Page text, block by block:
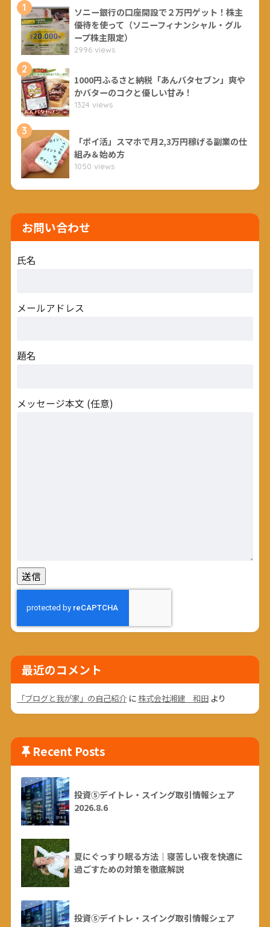
1
ソニー銀行の口座開設で２万円ゲット！株主
優待を使って（ソニーフィナンシャル・グル
ープ株主限定）
2996 views
2
1000円ふるさと納税「あんバタセブン」爽や
かバターのコクと優しい甘み！
1324 views
3
「ポイ活」スマホで月2,3万円稼げる副業の仕
組み＆始め方
1050 views
お問い合わせ
氏名
メールアドレス
題名
メッセージ本文 (任意)
最近のコメント
「ブログと我が家」の自己紹介に 株式会社湘建 和田より
Recent Posts
投資⑤デイトレ・スイング取引情報シェア
2026.8.6
夏にぐっすり眠る方法｜寝苦しい夜を快適に
過ごすための対策を徹底解説
投資⑤デイトレ・スイング取引情報シェア